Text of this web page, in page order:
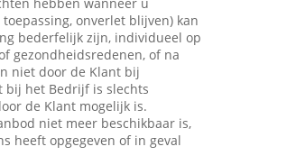
onverlet blijven) kan
bederfelijk zijn, individueel op
gezondheidsredenen, of na
niet door de Klant bij
bij het Bedrijf is slechts
de Klant mogelijk is.
niet meer beschikbaar is,
heeft opgegeven of in geval